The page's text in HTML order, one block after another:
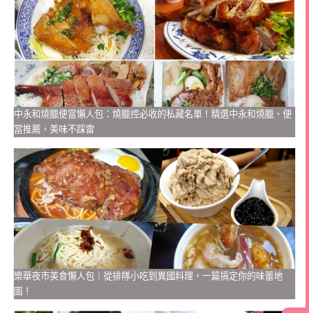
中永和燒臘便當懶人包：燒臘控必收的私藏名單！精選中永和燒臘、便
當推薦，美味不踩雷
樂華夜市美食懶人包｜從排隊小吃到異國料理，一篇搞定你的味蕾地
圖！